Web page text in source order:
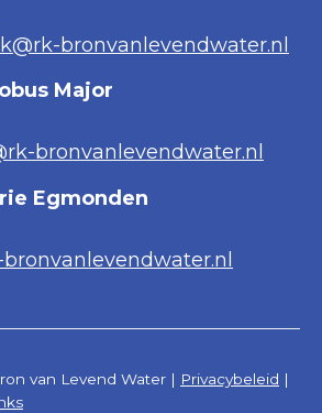
bronvanlevendwater.nl
Major
bronvanlevendwater.nl
Egmonden
van Levend Water | Privacybeleid |